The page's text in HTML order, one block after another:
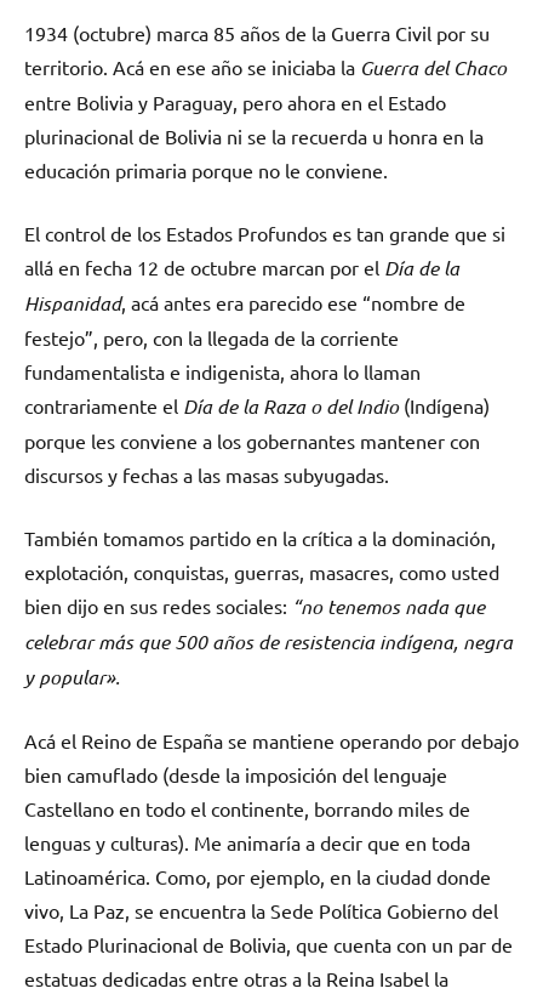
1934 (octubre) marca 85 años de la Guerra Civil por su
territorio. Acá en ese año se iniciaba la Guerra del Chaco
entre Bolivia y Paraguay, pero ahora en el Estado
plurinacional de Bolivia ni se la recuerda u honra en la
educación primaria porque no le conviene.
El control de los Estados Profundos es tan grande que si
allá en fecha 12 de octubre marcan por el Día de la
Hispanidad, acá antes era parecido ese “nombre de
festejo”, pero, con la llegada de la corriente
fundamentalista e indigenista, ahora lo llaman
contrariamente el Día de la Raza o del Indio (Indígena)
porque les conviene a los gobernantes mantener con
discursos y fechas a las masas subyugadas.
También tomamos partido en la crítica a la dominación,
explotación, conquistas, guerras, masacres, como usted
bien dijo en sus redes sociales: “no tenemos nada que
celebrar más que 500 años de resistencia indígena, negra
y popular».
Acá el Reino de España se mantiene operando por debajo
bien camuflado (desde la imposición del lenguaje
Castellano en todo el continente, borrando miles de
lenguas y culturas). Me animaría a decir que en toda
Latinoamérica. Como, por ejemplo, en la ciudad donde
vivo, La Paz, se encuentra la Sede Política Gobierno del
Estado Plurinacional de Bolivia, que cuenta con un par de
estatuas dedicadas entre otras a la Reina Isabel la